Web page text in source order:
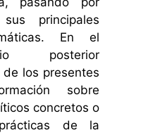
principales
En el
posterior
los presentes
sobre
concretos o
de la